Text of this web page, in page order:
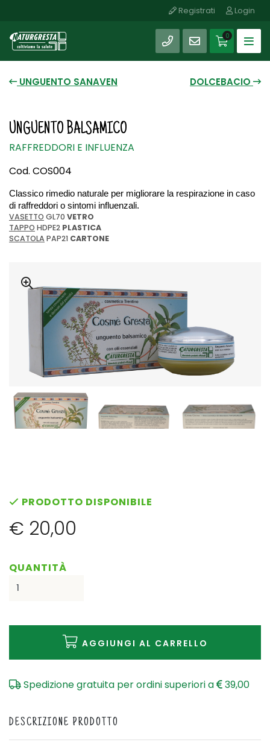
Registrati Login
0
UNGUENTO SANAVEN DOLCEBACIO
UNGUENTO BALSAMICO
RAFFREDDORI E INFLUENZA
Cod. COS004
Classico rimedio naturale per migliorare la respirazione in caso
di raffreddori o sintomi influenzali.
VASETTO GL70 VETRO
TAPPO HDPE2 PLASTICA
SCATOLA PAP21 CARTONE
PRODOTTO DISPONIBILE
€ 20,00
QUANTITÀ
AGGIUNGI AL CARRELLO
Spedizione gratuita per ordini superiori a 39,00
DESCRIZIONE PRODOTTO